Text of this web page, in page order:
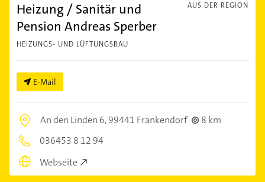
AUS DER REGION
Heizung / Sanitär und
Pension Andreas Sperber
HEIZUNGS- UND LÜFTUNGSBAU
E-Mail
An den Linden 6,99441 Frankendorf
8 km
036453 8 12 94
Webseite